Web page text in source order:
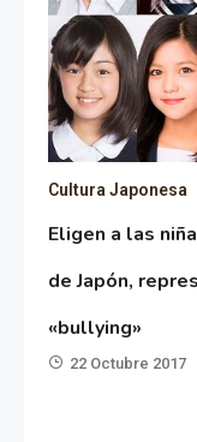
Cultura Japonesa
Eligen a las
de Japón,
«bullying»
22 Octubre 2017